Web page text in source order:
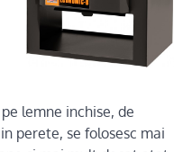
lemne inchise, de
perete, se folosesc mai